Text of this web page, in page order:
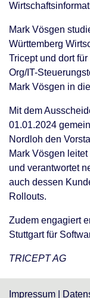
Mark Vösgen
Württemberg
Tricept und dort
Org/IT-
Mark Vösgen in
Mit dem
01.01.2024
Nordloh den
Mark Vösgen
und verantwortet
auch dessen
Rollouts.
Zudem engagiert
Stuttgart für
TRICEPT AG
Impressum